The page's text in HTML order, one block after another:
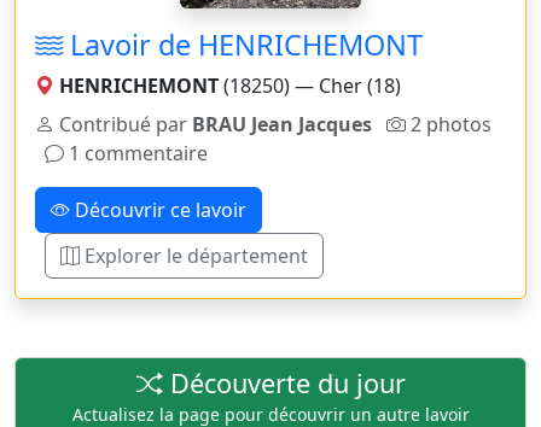
Lavoir de HENRICHEMONT
HENRICHEMONT(18250) — Cher (18)
Contribué par BRAU Jean Jacques
2 photos
1 commentaire
Découvrir ce lavoir
Explorer le département
Découverte du jour
Actualisez la page pour découvrir un autre lavoir